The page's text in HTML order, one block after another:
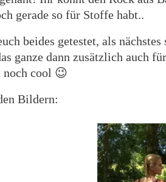
gerade so für Stoffe habt..
beides getestet, als
ganze dann zusätzlich auch
noch cool 😉
Bildern: